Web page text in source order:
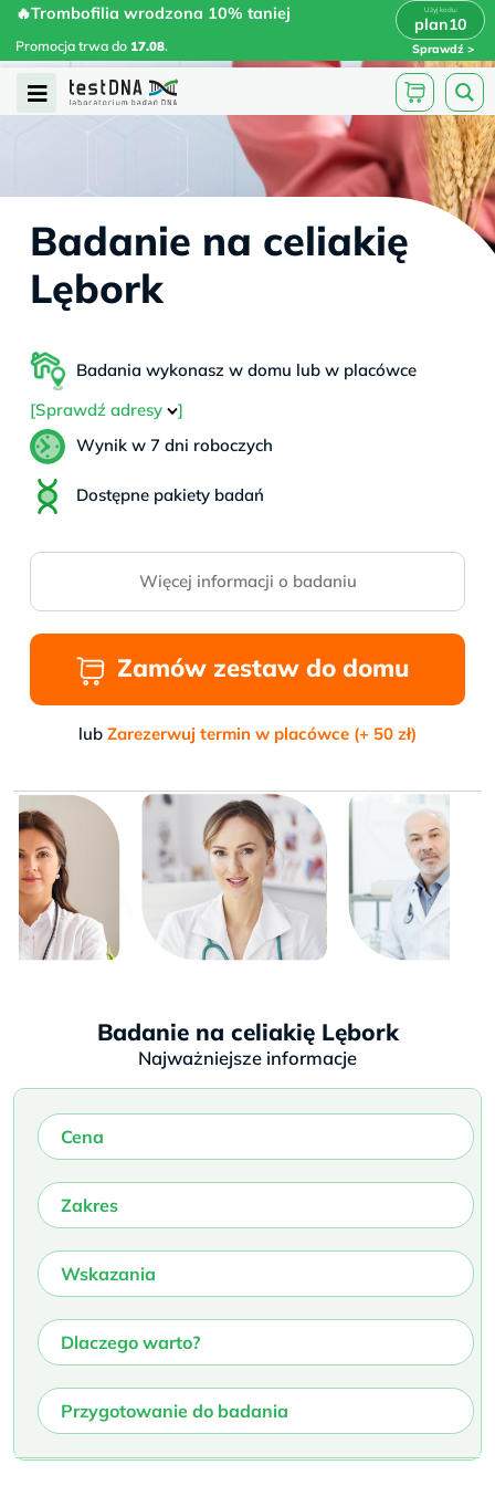
Skip
content
🔥Trombofilia wrodzona 10% taniej
Promocja trwa do 17.08.
plan10
Sprawdź
🔥Trombofilia wrodzona 10% taniej
plan10 x
Open
Badanie na celiakię
Lębork
Badania wykonasz w domu lub w placówce
[Sprawdź adresy
]
Wynik w 7 dni roboczych
Dostępne pakiety badań
Więcej informacji o badaniu
Zamów zestaw do domu
lub Zarezerwuj termin w placówce (+ 50 zł)
Badanie na celiakię Lębork
Najważniejsze informacje
Cena
Zakres
Wskazania
Dlaczego warto?
Przygotowanie do badania